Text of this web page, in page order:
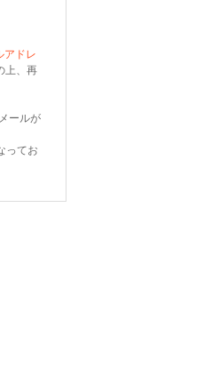
アドレ
上、再
ールが
ってお